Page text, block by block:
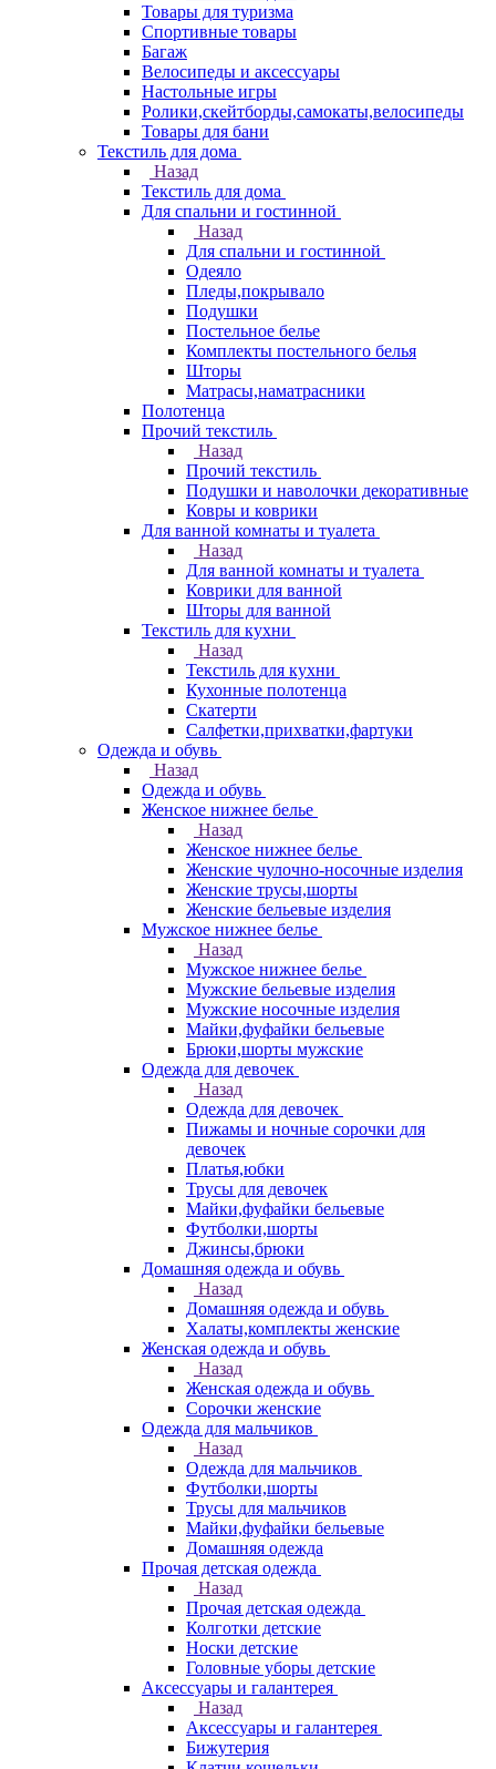
Товары для туризма
Спортивные товары
Багаж
Велосипеды и аксессуары
Настольные игры
Ролики,скейтборды,самокаты,велосипеды
Товары для бани
Текстиль для дома
Назад
Текстиль для дома
Для спальни и гостинной
Назад
Для спальни и гостинной
Одеяло
Пледы,покрывало
Подушки
Постельное белье
Комплекты постельного белья
Шторы
Матрасы,наматрасники
Полотенца
Прочий текстиль
Назад
Прочий текстиль
Подушки и наволочки декоративные
Ковры и коврики
Для ванной комнаты и туалета
Назад
Для ванной комнаты и туалета
Коврики для ванной
Шторы для ванной
Текстиль для кухни
Назад
Текстиль для кухни
Кухонные полотенца
Скатерти
Салфетки,прихватки,фартуки
Одежда и обувь
Назад
Одежда и обувь
Женское нижнее белье
Назад
Женское нижнее белье
Женские чулочно-носочные изделия
Женские трусы,шорты
Женские бельевые изделия
Мужское нижнее белье
Назад
Мужское нижнее белье
Мужские бельевые изделия
Мужские носочные изделия
Майки,фуфайки бельевые
Брюки,шорты мужские
Одежда для девочек
Назад
Одежда для девочек
Пижамы и ночные сорочки для
девочек
Платья,юбки
Трусы для девочек
Майки,фуфайки бельевые
Футболки,шорты
Джинсы,брюки
Домашняя одежда и обувь
Назад
Домашняя одежда и обувь
Халаты,комплекты женские
Женская одежда и обувь
Назад
Женская одежда и обувь
Сорочки женские
Одежда для мальчиков
Назад
Одежда для мальчиков
Футболки,шорты
Трусы для мальчиков
Майки,фуфайки бельевые
Домашняя одежда
Прочая детская одежда
Назад
Прочая детская одежда
Колготки детские
Носки детские
Головные уборы детские
Аксессуары и галантерея
Назад
Аксессуары и галантерея
Бижутерия